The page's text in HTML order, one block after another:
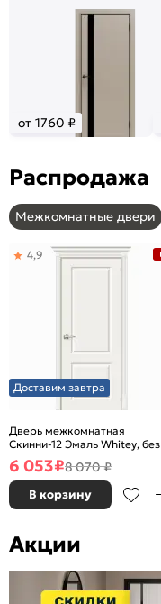
от 1760 ₽
Распродажа
Межкомнатные двери
Доставим завтра
Дверь межкомнатная
Скинни-12 Эмаль Whitey, без
декора, глухая, без стекла,
без кромки, скиновая
4,9
6 053₽8 070 ₽
В корзину
Акции